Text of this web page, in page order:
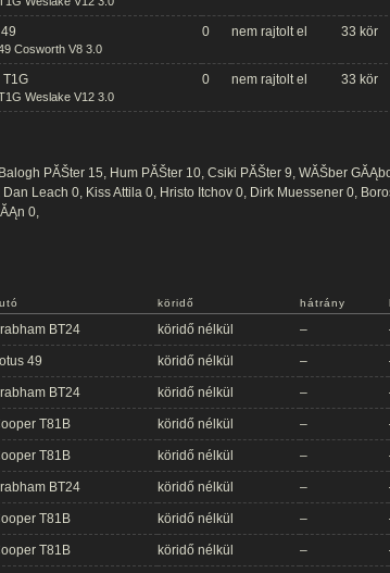
Cosworth V8 3.0
0 nem rajtolt el 33 kör
T1G
Weslake V12 3.0
0 nem rajtolt el 33 kör
PĂŠter 15, Hum PĂŠter 10, Csiki PĂŠter 9, WĂŠber
Leach 0, Kiss Attila 0, Hristo Itchov 0, Dirk Muessener 0,
0,
köridő hátrány
BT24 köridő nélkül –
49 köridő nélkül –
BT24 köridő nélkül –
T81B köridő nélkül –
T81B köridő nélkül –
BT24 köridő nélkül –
T81B köridő nélkül –
T81B köridő nélkül –